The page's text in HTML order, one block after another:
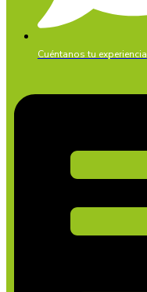
Cuéntanos tu experiencia